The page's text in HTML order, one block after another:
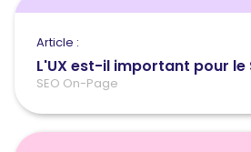
Article :
L'UX est-il important pour le
SEO On-Page